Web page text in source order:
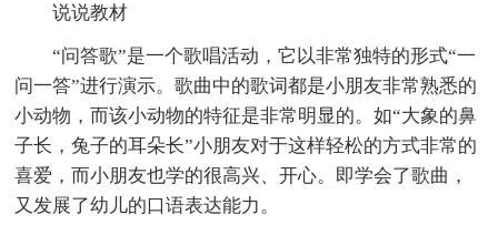
说说教材
“问答歌”是一个歌唱活动，它以非常独特的形式“一
问一答”进行演示。歌曲中的歌词都是小朋友非常熟悉的
小动物，而该小动物的特征是非常明显的。如“大象的鼻
子长，兔子的耳朵长”小朋友对于这样轻松的方式非常的
喜爱，而小朋友也学的很高兴、开心。即学会了歌曲，
又发展了幼儿的口语表达能力。